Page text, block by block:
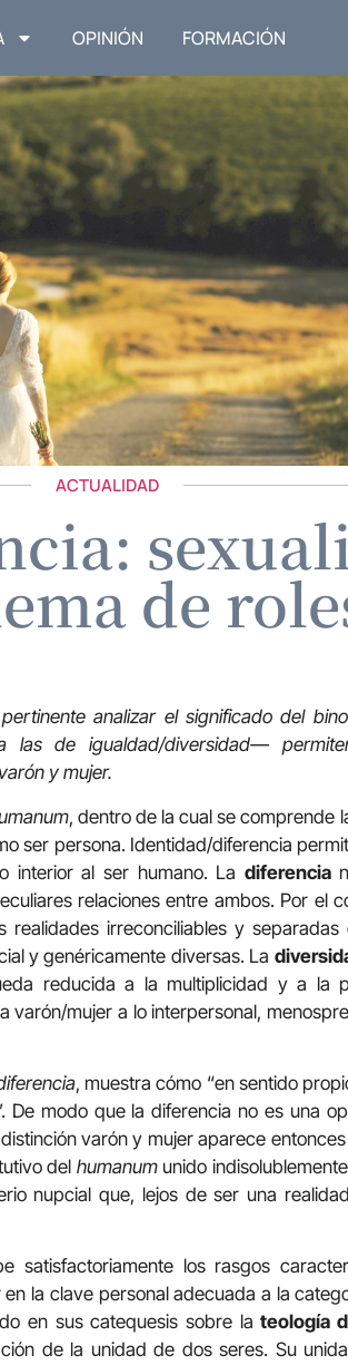
OPINIÓN FORMACIÓN
ACTUALIDAD
de
analizar el significado del
las de igualdad/diversidad—
y mujer.
, dentro de la cual se comprende
ser persona. Identidad/diferencia
interior al ser humano. La diferencia
relaciones entre ambos. Por el
realidades irreconciliables y
y genéricamente diversas. La
reducida a la multiplicidad y a la
mujer a lo interpersonal,
, muestra cómo “en sentido
De modo que la diferencia no es una
varón y mujer aparece
del humanumunido
nupcial que, lejos de ser una
satisfactoriamente los rasgos
la clave personal adecuada a la
en sus catequesis sobre lateología
de la unidad de dos seres. Su